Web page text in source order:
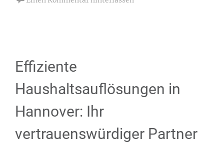
Effiziente
Haushaltsauflösungen in
Hannover: Ihr
vertrauenswürdiger Partner